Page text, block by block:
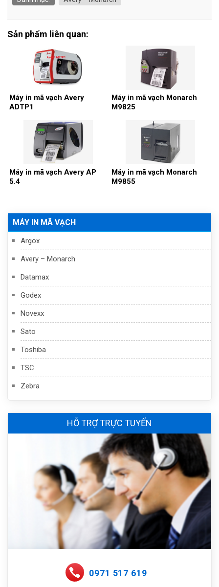
MÁY IN MÃ VẠCH
Argox
Avery – Monarch
Datamax
Godex
Novexx
Sato
Toshiba
TSC
Zebra
HỖ TRỢ TRỰC TUYẾN
0971 517 619
Sản phẩm liên quan:
Máy in mã vạch Avery
ADTP1
Máy in mã vạch Monarch
M9825
Máy in mã vạch Avery AP
5.4
Máy in mã vạch Monarch
M9855